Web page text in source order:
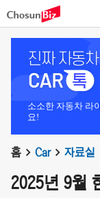
소소한 자동차 라
요!
홈 Car 자료실
2025년 9월